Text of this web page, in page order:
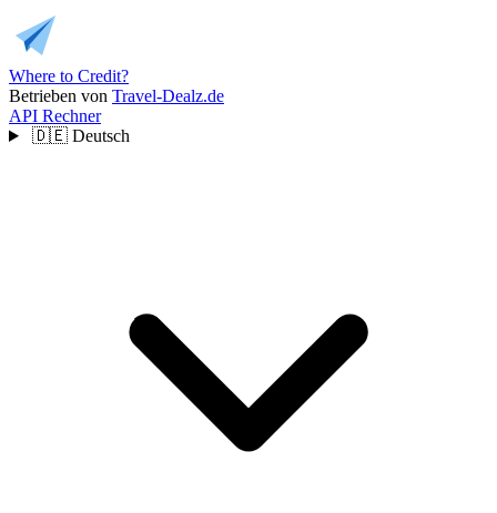
Where to Credit?
Betrieben von Travel-Dealz.de
API Rechner
🇩🇪 Deutsch